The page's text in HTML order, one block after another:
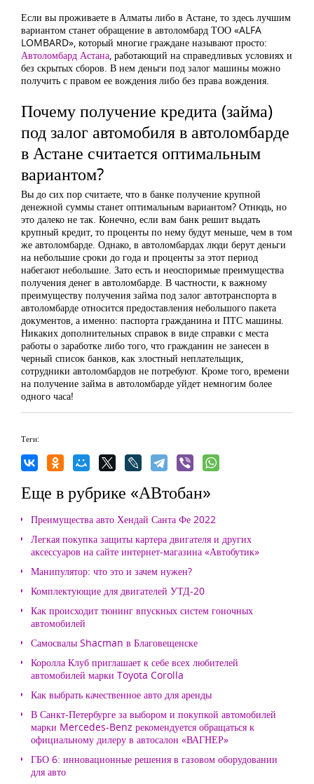
Если вы проживаете в Алматы либо в Астане, то здесь лучшим
вариантом станет обращение в автоломбард ТОО «ALFA
LOMBARD», который многие граждане называют просто:
Автоломбард Астана, работающий на справедливых условиях и
без скрытых сборов. В нем деньги под залог машины можно
получить с правом ее вождения либо без права вождения.
Почему получение кредита (займа)
под залог автомобиля в автоломбарде
в Астане считается оптимальным
вариантом?
Вы до сих пор считаете, что в банке получение крупной
денежной суммы станет оптимальным вариантом? Отнюдь, но
это далеко не так. Конечно, если вам банк решит выдать
крупный кредит, то проценты по нему будут меньше, чем в том
же автоломбарде. Однако, в автоломбардах люди берут деньги
на небольшие сроки до года и проценты за этот период
набегают небольшие. Зато есть и неоспоримые преимущества
получения денег в автоломбарде. В частности, к важному
преимуществу получения займа под залог автотранспорта в
автоломбарде относится предоставления небольшого пакета
документов, а именно: паспорта гражданина и ПТС машины.
Никаких дополнительных справок в виде справки с места
работы о заработке либо того, что гражданин не занесен в
черный список банков, как злостный неплательщик,
сотрудники автоломбардов не потребуют. Кроме того, времени
на получение займа в автоломбарде уйдет немногим более
одного часа!
Теги:
Еще в рубрике «АВтобан»
Преимущества авто Хендай Санта Фе 2022
Легкая покупка защиты картера двигателя и других
аксессуаров на сайте интернет-магазина «Автобутик»
Манипулятор: что это и зачем нужен?
Комплектующие для двигателей УТД-20
Как происходит тюнинг впускных систем гоночных
автомобилей
Самосвалы Shacman в Благовещенске
Королла Клуб приглашает к себе всех любителей
автомобилей марки Toyota Corolla
Как выбрать качественное авто для аренды
В Санкт-Петербурге за выбором и покупкой автомобилей
марки Mercedes-Benz рекомендуется обращаться к
официальному дилеру в автосалон «ВАГНЕР»
ГБО 6: инновационные решения в газовом оборудовании
для авто